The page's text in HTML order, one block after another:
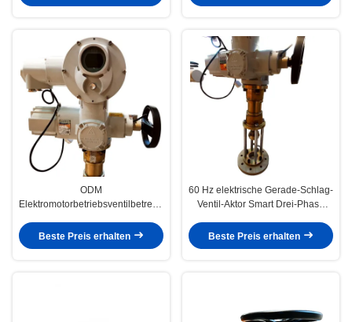
ODM
Elektromotorbetriebsventilbetreiber
Beste Preis erhalten
60 Hz elektrische Gerade-Schlag-
Ventil-Aktor Smart Drei-Phase
Beste Preis erhalten